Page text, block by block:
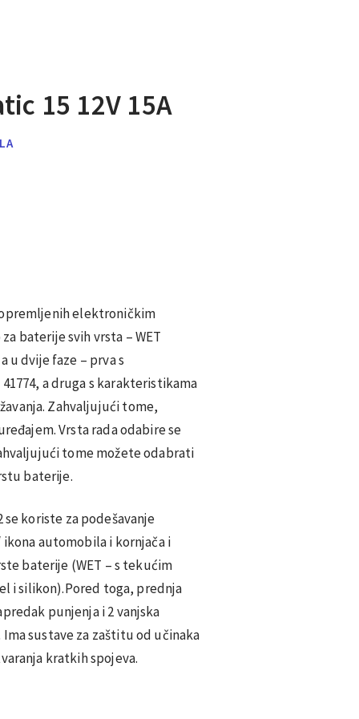
15 12V 15A
elektroničkim
baterije svih vrsta – WET
u dvije faze – prva s
a druga s karakteristikama
Zahvaljujući tome,
Vrsta rada odabire se
tome možete odabrati
baterije.
se koriste za podešavanje
automobila i kornjača i
baterije (WET – s tekućim
i silikon).Pored toga, prednja
punjenja i 2 vanjska
sustave za zaštitu od učinaka
kratkih spojeva.